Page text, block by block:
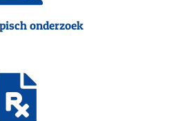
onderzoek